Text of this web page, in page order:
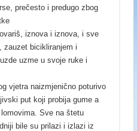
prečesto i predugo zbog
iznova i iznova, i sve
zauzet bicikliranjem i
uzme u svoje ruke i
vjetra naizmjenično poturivo
put koji probija gume a
Sve na štetu
bile su prilazi i izlazi iz